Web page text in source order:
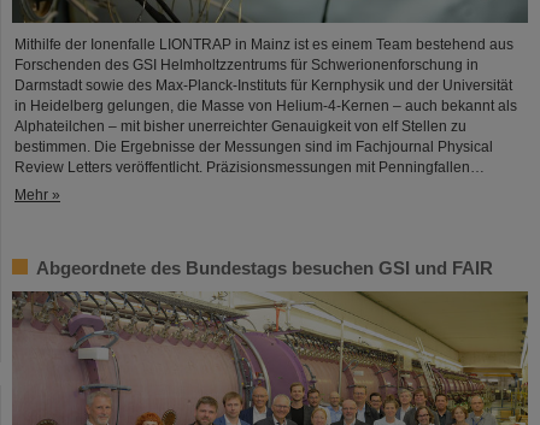
Mithilfe der Ionenfalle LIONTRAP in Mainz ist es einem Team bestehend aus
Forschenden des GSI Helmholtzzentrums für Schwerionenforschung in
Darmstadt sowie des Max-Planck-Instituts für Kernphysik und der Universität
in Heidelberg gelungen, die Masse von Helium-4-Kernen – auch bekannt als
Alphateilchen – mit bisher unerreichter Genauigkeit von elf Stellen zu
bestimmen. Die Ergebnisse der Messungen sind im Fachjournal Physical
Review Letters veröffentlicht. Präzisionsmessungen mit Penningfallen…
Mehr »
Abgeordnete des Bundestags besuchen GSI und FAIR